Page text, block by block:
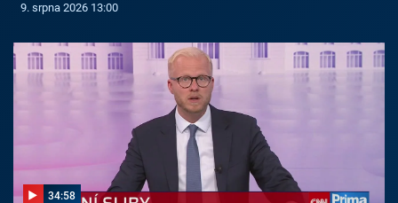
9. srpna 2026 13:00
34:58